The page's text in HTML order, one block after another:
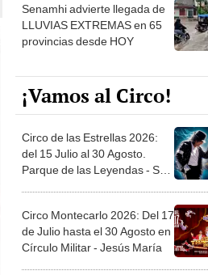
Senamhi advierte llegada de
LLUVIAS EXTREMAS en 65
provincias desde HOY
¡Vamos al Circo!
Circo de las Estrellas 2026:
del 15 Julio al 30 Agosto.
Parque de las Leyendas - San
Circo Montecarlo 2026: Del 17
de Julio hasta el 30 Agosto en
Círculo Militar - Jesús María